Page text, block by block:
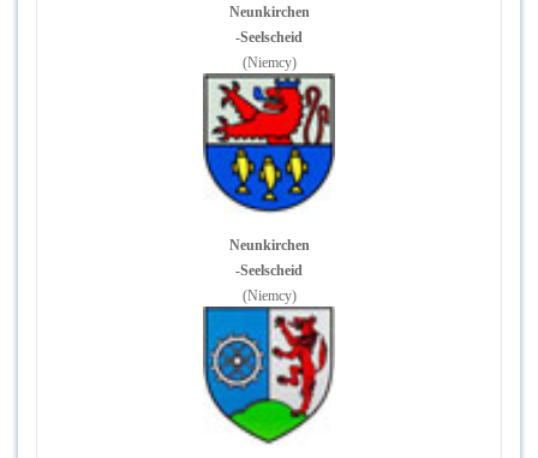
Neunkirchen
-Seelscheid
(Niemcy)
Neunkirchen
-Seelscheid
(Niemcy)